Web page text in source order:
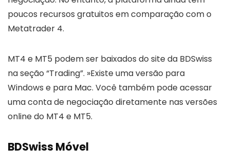
poucos recursos gratuitos em comparação com o
Metatrader 4.
MT4 e MT5 podem ser baixados do site da BDSwiss
na seção “Trading”. »Existe uma versão para
Windows e para Mac. Você também pode acessar
uma conta de negociação diretamente nas versões
online do MT4 e MT5.
BDSwiss Móvel